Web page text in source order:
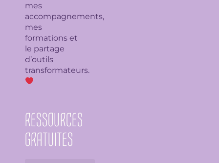
mes
accompagnements,
mes
formations et
le partage
d’outils
transformateurs.
RESSOURCES
GRATUITES